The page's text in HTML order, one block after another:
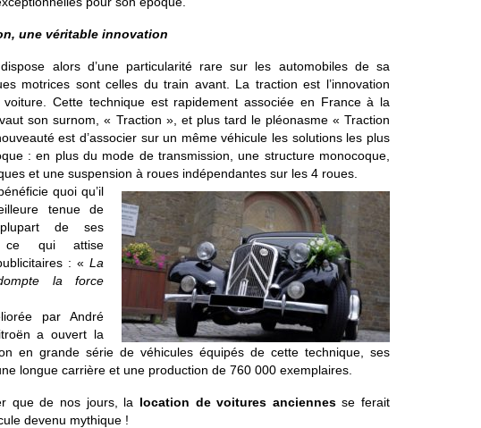
une véritable innovation
dispose alors d’une particularité rare sur les automobiles de sa
motrices sont celles du train avant. La traction est l’innovation
Cette technique est rapidement associée en France à la
son surnom, « Traction », et plus tard le pléonasme « Traction
est d’associer sur un même véhicule les solutions les plus
: en plus du mode de transmission, une structure monocoque,
et une suspension à roues indépendantes sur les 4 roues.
quoi qu’il
tenue de
de ses
ce qui attise
: « La
la force
par André
a ouvert la
en grande série de véhicules équipés de cette technique, ses
longue carrière et une production de 760 000 exemplaires.
que de nos jours, la location de voitures anciennesse ferait
devenu mythique !